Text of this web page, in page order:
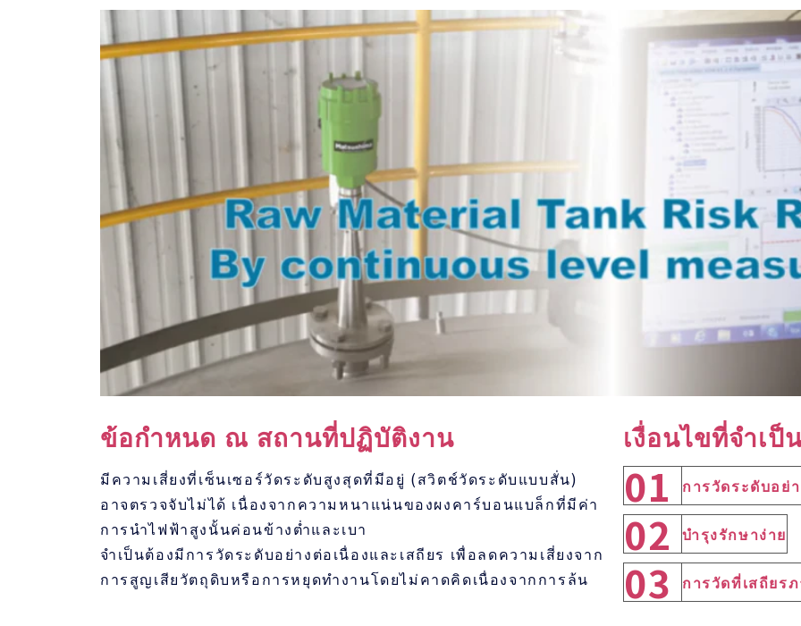
ข้อกำหนด ณ สถานที่ปฏิบัติงาน
มีความเสี่ยงที่เซ็นเซอร์วัดระดับสูงสุดที่มีอยู่ (สวิตช์วัดระดับแบบสั่น)
อาจตรวจจับไม่ได้ เนื่องจากความหนาแน่นของผงคาร์บอนแบล็กที่มีค่า
การนำไฟฟ้าสูงนั้นค่อนข้างต่ำและเบา
จำเป็นต้องมีการวัดระดับอย่างต่อเนื่องและเสถียร เพื่อลดความเสี่ยงจาก
การสูญเสียวัตถุดิบหรือการหยุดทำงานโดยไม่คาดคิดเนื่องจากการล้น
เงื่อนไขที่จำเป็
01 การวัดระดับอย่
02 บำรุงรักษาง่าย
03 การวัดที่เสถียร